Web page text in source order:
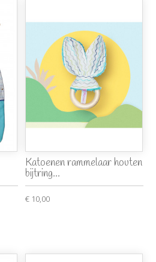
Katoenen rammelaar houten
bijtring...
€ 10,00